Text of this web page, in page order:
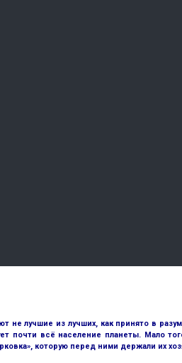
лучшие из лучших, как принято в
почти всё население планеты. Мало
которую перед ними держали их